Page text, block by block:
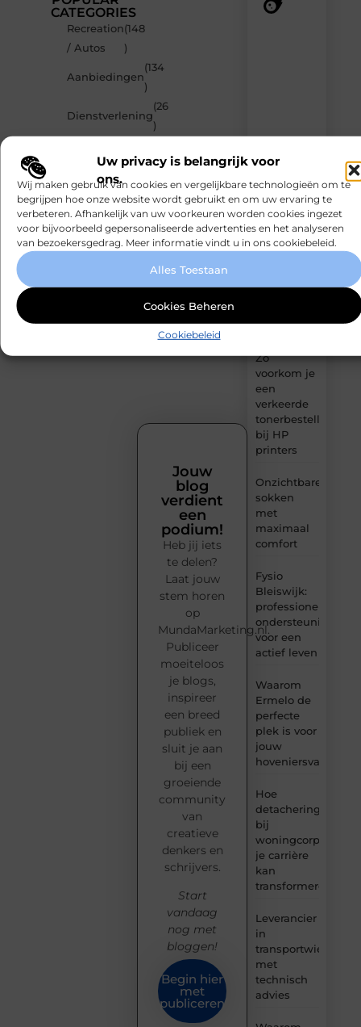
Uw privacy is belangrijk voor
ons.
Wij maken gebruik van cookies en vergelijkbare technologieën om te
begrijpen hoe onze website wordt gebruikt en om uw ervaring te
verbeteren. Afhankelijk van uw voorkeuren worden cookies ingezet
voor bijvoorbeeld gepersonaliseerde advertenties en het analyseren
van bezoekersgedrag. Meer informatie vindt u in ons cookiebeleid.
Alles Toestaan
Cookies Beheren
Cookiebeleid
CATEGORIES
Recreation
/ Autos
(148
)
Aanbiedingen
(134
)
Dienstverlening
(26
)
Winkelen
Gezondheid
(24
)
artikelen
MundaMarketing.nl
–
dagelijks
verse
content,
inzichten.
Zo
voorkom je
een
verkeerde
tonerbestelling
bij HP
printers
Onzichtbare
sokken
met
maximaal
comfort
Fysio
Bleiswijk:
professionele
ondersteuning
voor een
actief leven
Waarom
Ermelo de
perfecte
plek is voor
jouw
Hoe
detachering
bij
woningcorporaties
je carrière
kan
transformeren
Leverancier
in
transportwielen
met
technisch
advies
Jouw
blog
verdient
een
podium!
Heb jij iets
te delen?
Laat jouw
stem horen
op
MundaMarketing.nl.
Publiceer
moeiteloos
je blogs,
inspireer
een breed
publiek en
sluit je aan
bij een
groeiende
community
van
creatieve
denkers en
schrijvers.
Start
vandaag
nog met
bloggen!
Begin hier
met
publiceren